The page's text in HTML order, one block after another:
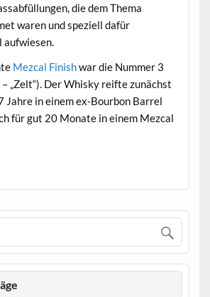
die dem Thema
waren und speziell dafür
Mezcal Finishwar die Nummer 3
– „Zelt“). Der Whisky reifte zunächst
Jahre in einem ex-Bourbon Barrel
für gut 20 Monate in einem Mezcal